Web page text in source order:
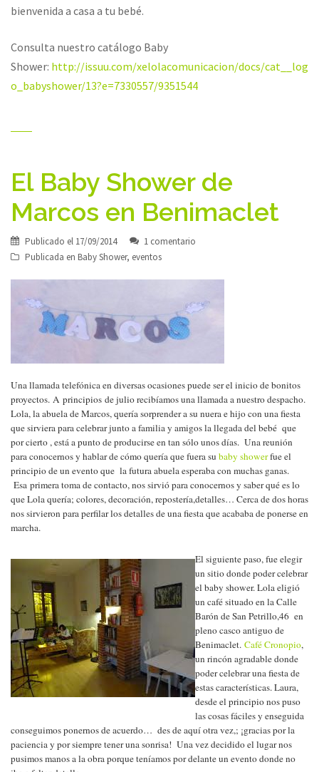
bienvenida a casa a tu bebé.
Consulta nuestro catálogo Baby
Shower: http://issuu.com/xelolacomunicacion/docs/cat__log
o_babyshower/13?e=7330557/9351544
El Baby Shower de
Marcos en Benimaclet
Publicado el 17/09/2014
1 comentario
Publicada en Baby Shower, eventos
Una llamada telefónica en diversas ocasiones puede ser el inicio de bonitos
proyectos. A principios de julio recibíamos una llamada a nuestro despacho.
Lola, la abuela de Marcos, quería sorprender a su nuera e hijo con una fiesta
que sirviera para celebrar junto a familia y amigos la llegada del bebé que
por cierto , está a punto de producirse en tan sólo unos días. Una reunión
para conocernos y hablar de cómo quería que fuera su baby showerfue el
principio de un evento que la futura abuela esperaba con muchas ganas.
Esa primera toma de contacto, nos sirvió para conocernos y saber qué es lo
que Lola quería; colores, decoración, repostería,detalles… Cerca de dos horas
nos sirvieron para perfilar los detalles de una fiesta que acababa de ponerse en
marcha.
El siguiente paso, fue elegir
un sitio donde poder celebrar
el baby shower. Lola eligió
un café situado en la Calle
Barón de San Petrillo,46 en
pleno casco antiguo de
Benimaclet. Café Cronopio,
un rincón agradable donde
poder celebrar una fiesta de
estas características. Laura,
desde el principio nos puso
las cosas fáciles y enseguida
conseguimos ponernos de acuerdo… des de aquí otra vez,; ¡gracias por la
paciencia y por siempre tener una sonrisa! Una vez decidido el lugar nos
pusimos manos a la obra porque teníamos por delante un evento donde no